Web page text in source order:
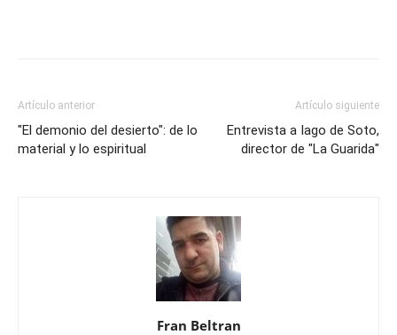
Artículo anterior
"El demonio del desierto": de lo
material y lo espiritual
Artículo siguiente
Entrevista a Iago de Soto,
director de "La Guarida"
Fran Beltran